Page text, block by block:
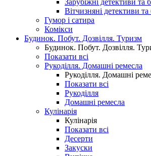
Зарубіжні детективи та
Вітчизняні детективи
Гумор і сатира
Комікси
Будинок. Побут. Дозвілля. Туризм
Будинок. Побут. Дозвілля.
Показати всі
Рукоділля. Домашні ремесла
Рукоділля. Домашні
Показати всі
Рукоділля
Домашні ремесла
Кулінарія
Кулінарія
Показати всі
Десерти
Закуски